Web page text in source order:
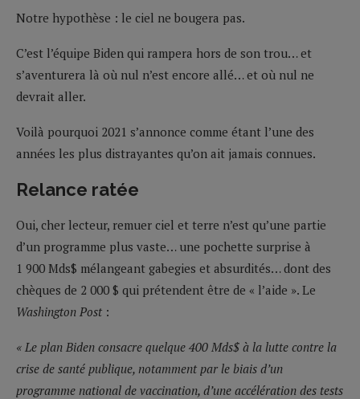
Notre hypothèse : le ciel ne bougera pas.
C’est l’équipe Biden qui rampera hors de son trou… et
s’aventurera là où nul n’est encore allé… et où nul ne
devrait aller.
Voilà pourquoi 2021 s’annonce comme étant l’une des
années les plus distrayantes qu’on ait jamais connues.
Relance ratée
Oui, cher lecteur, remuer ciel et terre n’est qu’une partie
d’un programme plus vaste… une pochette surprise à
1 900 Mds$ mélangeant gabegies et absurdités… dont des
chèques de 2 000 $ qui prétendent être de « l’aide ». Le
Washington Post :
« Le plan Biden consacre quelque 400 Mds$ à la lutte contre la
crise de santé publique, notamment par le biais d’un
programme national de vaccination, d’une accélération des tests